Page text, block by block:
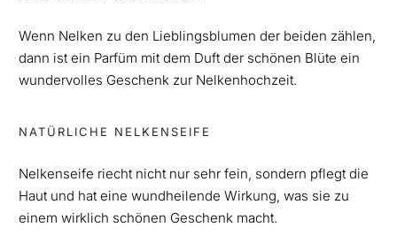
Wenn Nelken zu den Lieblingsblumen der beiden zählen,
dann ist ein Parfüm mit dem Duft der schönen Blüte ein
wundervolles Geschenk zur Nelkenhochzeit.
NATÜRLICHE NELKENSEIFE
Nelkenseife riecht nicht nur sehr fein, sondern pflegt die
Haut und hat eine wundheilende Wirkung, was sie zu
einem wirklich schönen Geschenk macht.